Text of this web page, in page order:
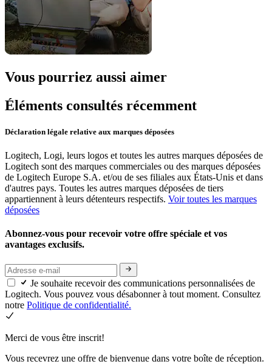
Vous pourriez aussi aimer
Éléments consultés récemment
Déclaration légale relative aux marques déposées
Logitech, Logi, leurs logos et toutes les autres marques déposées de
Logitech sont des marques commerciales ou des marques déposées
de Logitech Europe S.A. et/ou de ses filiales aux États-Unis et dans
d'autres pays. Toutes les autres marques déposées de tiers
appartiennent à leurs détenteurs respectifs. Voir toutes les marques
déposées
Abonnez-vous pour recevoir votre offre spéciale et vos
avantages exclusifs.
Je souhaite recevoir des communications personnalisées de
Logitech. Vous pouvez vous désabonner à tout moment. Consultez
notre Politique de confidentialité.
Merci de vous être inscrit!
Vous recevrez une offre de bienvenue dans votre boîte de réception.